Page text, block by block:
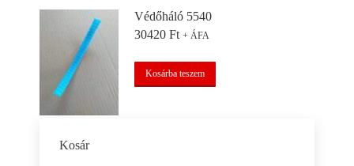
Védőháló 5540
30420 Ft + ÁFA
Kosárba teszem
Kosár